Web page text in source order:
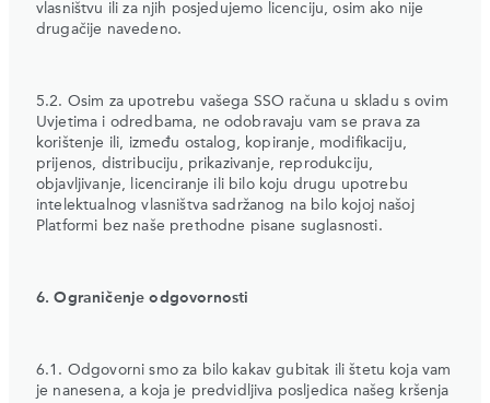
vlasništvu ili za njih posjedujemo licenciju, osim ako nije
drugačije navedeno.
5.2. Osim za upotrebu vašega SSO računa u skladu s ovim
Uvjetima i odredbama, ne odobravaju vam se prava za
korištenje ili, između ostalog, kopiranje, modifikaciju,
prijenos, distribuciju, prikazivanje, reprodukciju,
objavljivanje, licenciranje ili bilo koju drugu upotrebu
intelektualnog vlasništva sadržanog na bilo kojoj našoj
Platformi bez naše prethodne pisane suglasnosti.
6. Ograničenje odgovornosti
6.1. Odgovorni smo za bilo kakav gubitak ili štetu koja vam
je nanesena, a koja je predvidljiva posljedica našeg kršenja